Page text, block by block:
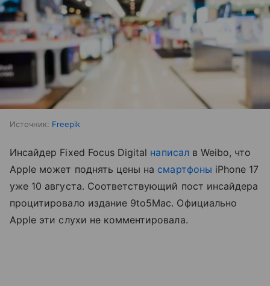
Источник: Freepik
Инсайдер Fixed Focus Digital написалв Weibo, что
Apple может поднять цены на смартфоны iPhone 17
уже 10 августа. Соответствующий пост инсайдера
процитировало издание 9to5Mac. Официально
Apple эти слухи не комментировала.